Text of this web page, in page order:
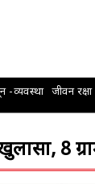
-व्यवस्था जीवन रक्षा
8